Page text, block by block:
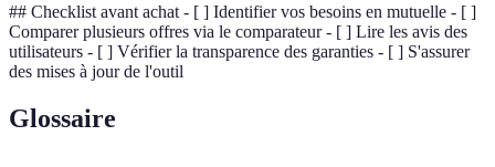
## Checklist avant achat - [ ] Identifier vos besoins en mutuelle - [ ]
Comparer plusieurs offres via le comparateur - [ ] Lire les avis des
utilisateurs - [ ] Vérifier la transparence des garanties - [ ] S'assurer
des mises à jour de l'outil
Glossaire